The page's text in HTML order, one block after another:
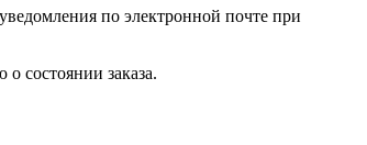
по электронной почте при
состоянии заказа.